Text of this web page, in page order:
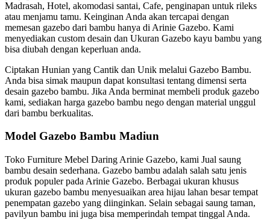
Madrasah, Hotel, akomodasi santai, Cafe, penginapan untuk rileks
atau menjamu tamu. Keinginan Anda akan tercapai dengan
memesan gazebo dari bambu hanya di Arinie Gazebo. Kami
menyediakan custom desain dan Ukuran Gazebo kayu bambu yang
bisa diubah dengan keperluan anda.
Ciptakan Hunian yang Cantik dan Unik melalui Gazebo Bambu.
Anda bisa simak maupun dapat konsultasi tentang dimensi serta
desain gazebo bambu. Jika Anda berminat membeli produk gazebo
kami, sediakan harga gazebo bambu nego dengan material unggul
dari bambu berkualitas.
Model Gazebo Bambu Madiun
Toko Furniture Mebel Daring Arinie Gazebo, kami Jual saung
bambu desain sederhana. Gazebo bambu adalah salah satu jenis
produk populer pada Arinie Gazebo. Berbagai ukuran khusus
ukuran gazebo bambu menyesuaikan area hijau lahan besar tempat
penempatan gazebo yang diinginkan. Selain sebagai saung taman,
pavilyun bambu ini juga bisa memperindah tempat tinggal Anda.